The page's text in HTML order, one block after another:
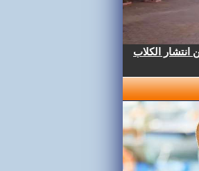
انتشار الكلاب